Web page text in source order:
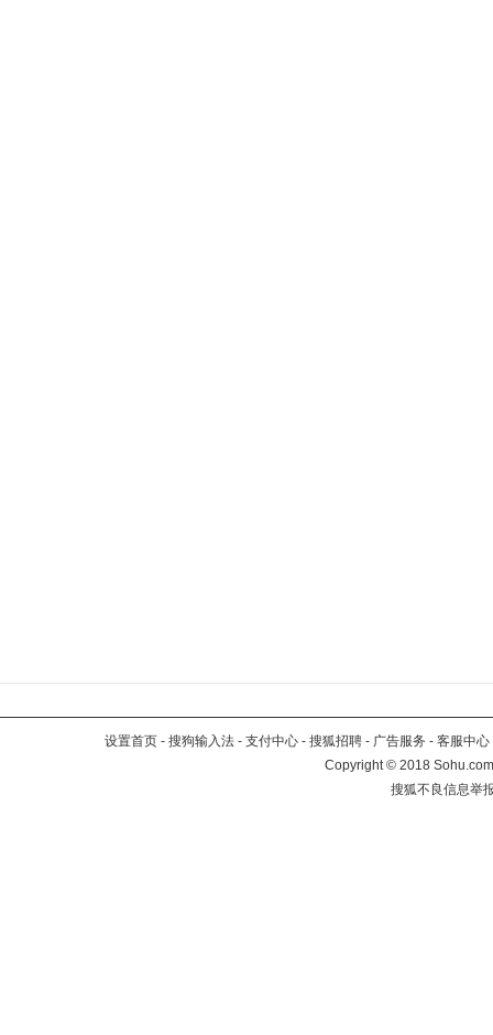
设置首页 - 搜狗输入法 - 支付中心 - 搜狐招聘 - 广告服务 - 客服中心
Copyright©2018
搜狐不良信息举